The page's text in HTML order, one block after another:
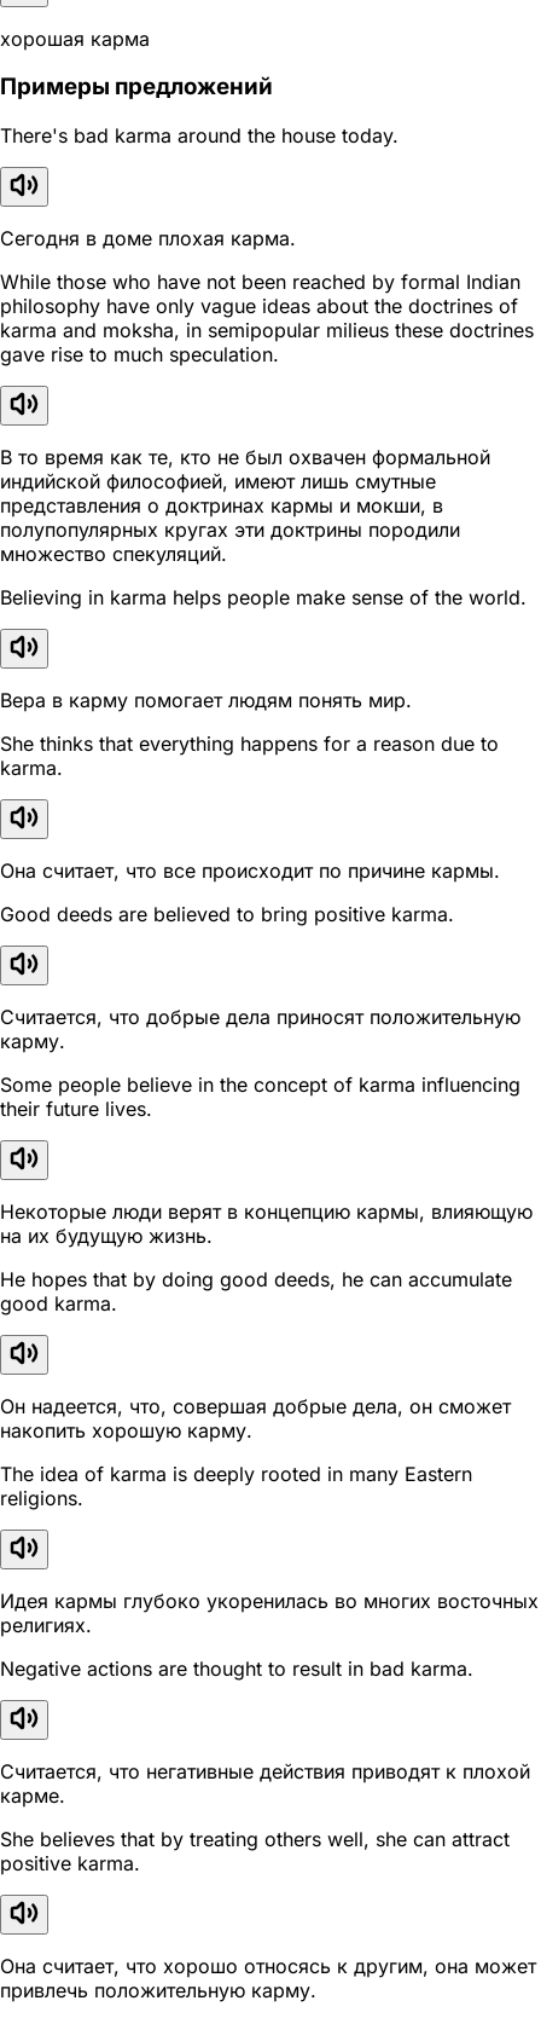
хорошая карма
Примеры предложений
There's bad karma around the house today.
Сегодня в доме плохая карма.
While those who have not been reached by formal Indian
philosophy have only vague ideas about the doctrines of
karma and moksha, in semipopular milieus these doctrines
gave rise to much speculation.
В то время как те, кто не был охвачен формальной
индийской философией, имеют лишь смутные
представления о доктринах кармы и мокши, в
полупопулярных кругах эти доктрины породили
множество спекуляций.
Believing in karma helps people make sense of the world.
Вера в карму помогает людям понять мир.
She thinks that everything happens for a reason due to
karma.
Она считает, что все происходит по причине кармы.
Good deeds are believed to bring positive karma.
Считается, что добрые дела приносят положительную
карму.
Some people believe in the concept of karma influencing
their future lives.
Некоторые люди верят в концепцию кармы, влияющую
на их будущую жизнь.
He hopes that by doing good deeds, he can accumulate
good karma.
Он надеется, что, совершая добрые дела, он сможет
накопить хорошую карму.
The idea of karma is deeply rooted in many Eastern
religions.
Идея кармы глубоко укоренилась во многих восточных
религиях.
Negative actions are thought to result in bad karma.
Считается, что негативные действия приводят к плохой
карме.
She believes that by treating others well, she can attract
positive karma.
Она считает, что хорошо относясь к другим, она может
привлечь положительную карму.